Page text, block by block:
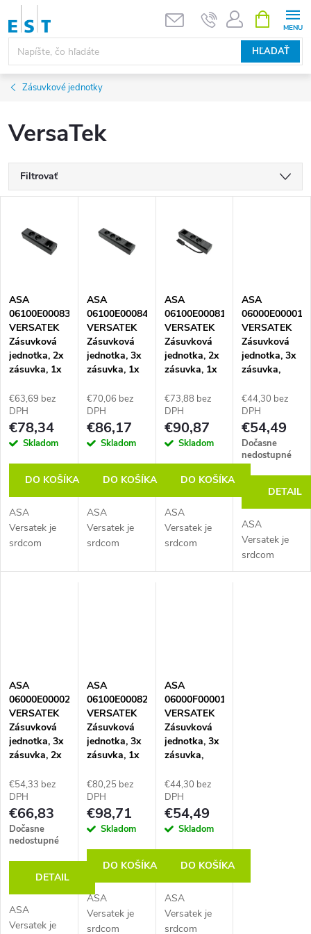
Prejsť
obsah
HĽADAŤ
KOŠÍK
Zásuvkové jednotky
VersaTek
Filtrovať
ý
i
s
p
r
o
d
u
ASA
06100E00083
VERSATEK
Zásuvková
jednotka, 2x
zásuvka, 1x
USB A+C, 1x
voľná
pozícia, GST
IN, čierna
€63,69 bez
DPH
€78,34
Skladom
DO KOŠÍKA
ASA
Versatek je
srdcom
systému
eloxovaného
hliníka. Táto
plne...
ASA
06100E00084
VERSATEK
Zásuvková
jednotka, 3x
zásuvka, 1x
USB A+C, 1x
voľná
pozícia, GST
IN, čierna
€70,06 bez
DPH
€86,17
Skladom
DO KOŠÍKA
ASA
Versatek je
srdcom
systému
eloxovaného
hliníka. Táto
plne...
ASA
06100E00081
VERSATEK
Zásuvková
jednotka, 2x
zásuvka, 1x
USB A+C, 1x
voľná
pozícia,
kábel 0,5 m s
GST, čierna
€73,88 bez
DPH
€90,87
Skladom
DO KOŠÍKA
ASA
Versatek je
srdcom
systému
eloxovaného
hliníka. Táto
plne...
ASA
06000E00001
VERSATEK
Zásuvková
jednotka, 3x
zásuvka,
strieborná
€44,30 bez
DPH
€54,49
Dočasne
nedostupné
DETAIL
ASA
Versatek je
srdcom
modulárneho
ASA
06000E00002
VERSATEK
Zásuvková
jednotka, 3x
zásuvka, 2x
IN/OUT,
strieborná
€54,33 bez
DPH
€66,83
Dočasne
nedostupné
DETAIL
ASA
Versatek je
ASA
06100E00082
VERSATEK
Zásuvková
jednotka, 3x
zásuvka, 1x
USB A+C, 1x
voľná
pozícia,
kábel 0,5 m s
GST, čierna
€80,25 bez
DPH
€98,71
Skladom
DO KOŠÍKA
ASA
Versatek je
srdcom
ASA
06000F00001
VERSATEK
Zásuvková
jednotka, 3x
zásuvka,
eloxovaný
hliník/čierna
€44,30 bez
DPH
€54,49
Skladom
DO KOŠÍKA
ASA
Versatek je
srdcom